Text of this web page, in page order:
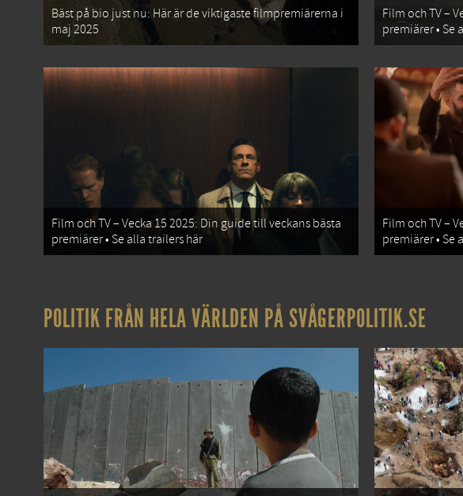
Bäst på bio just nu: Här är de viktigaste filmpremiärerna i
maj 2025
Film och TV –
premiärer • Se
Film och TV – Vecka 15 2025: Din guide till veckans bästa
premiärer • Se alla trailers här
Film och TV –
premiärer • Se
POLITIK FRÅN HELA VÄRLDEN PÅ SVÅGERPOLITIK.SE